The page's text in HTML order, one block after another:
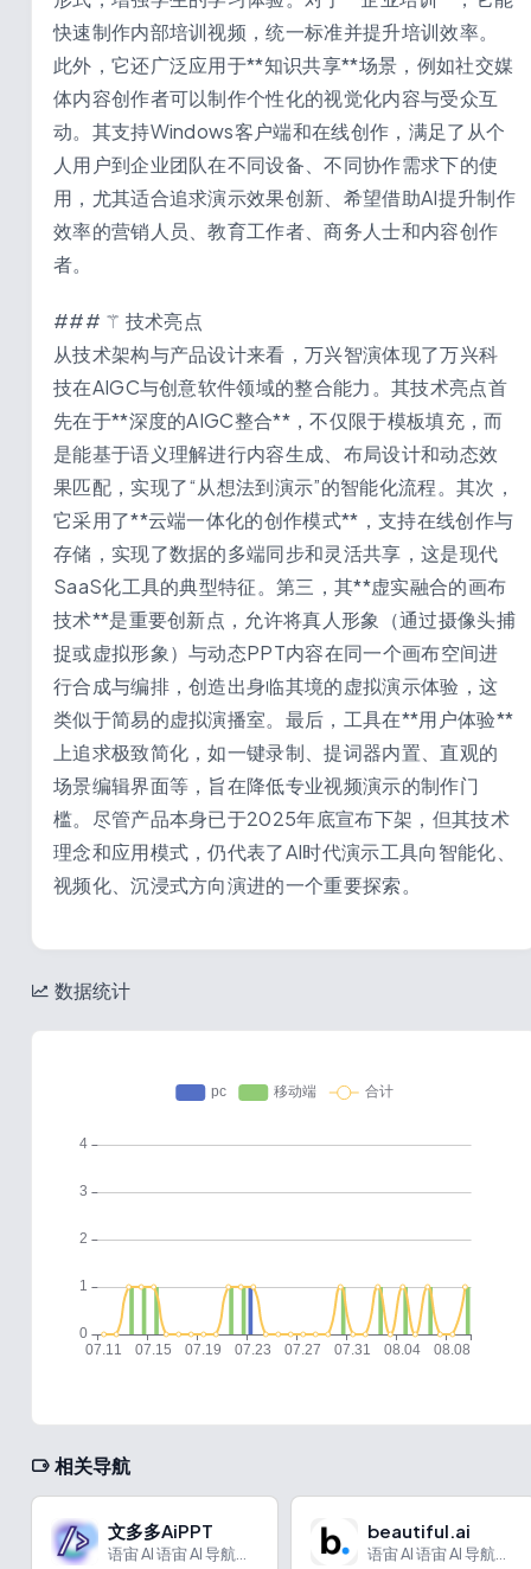
快速制作内部培训视频，统一标准并提升培训效率。
此外，它还广泛应用于**知识共享**场景，例如社交媒
体内容创作者可以制作个性化的视觉化内容与受众互
动。其支持Windows客户端和在线创作，满足了从个
人用户到企业团队在不同设备、不同协作需求下的使
用，尤其适合追求演示效果创新、希望借助AI提升制作
效率的营销人员、教育工作者、商务人士和内容创作
者。
### ⚚ 技术亮点
从技术架构与产品设计来看，万兴智演体现了万兴科
技在AIGC与创意软件领域的整合能力。其技术亮点首
先在于**深度的AIGC整合**，不仅限于模板填充，而
是能基于语义理解进行内容生成、布局设计和动态效
果匹配，实现了“从想法到演示”的智能化流程。其次，
它采用了**云端一体化的创作模式**，支持在线创作与
存储，实现了数据的多端同步和灵活共享，这是现代
SaaS化工具的典型特征。第三，其**虚实融合的画布
技术**是重要创新点，允许将真人形象（通过摄像头捕
捉或虚拟形象）与动态PPT内容在同一个画布空间进
行合成与编排，创造出身临其境的虚拟演示体验，这
类似于简易的虚拟演播室。最后，工具在**用户体验**
上追求极致简化，如一键录制、提词器内置、直观的
场景编辑界面等，旨在降低专业视频演示的制作门
槛。尽管产品本身已于2025年底宣布下架，但其技术
理念和应用模式，仍代表了AI时代演示工具向智能化、
视频化、沉浸式方向演进的一个重要探索。
数据统计
相关导航
文多多AiPPT beautiful.ai